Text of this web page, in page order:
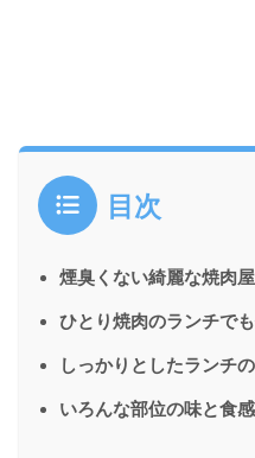
目次
煙臭くない綺麗な焼肉
ひとり焼肉のランチで
しっかりとしたランチ
いろんな部位の味と食